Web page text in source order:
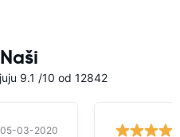
9.1 /10 od 12842
05-03-2020